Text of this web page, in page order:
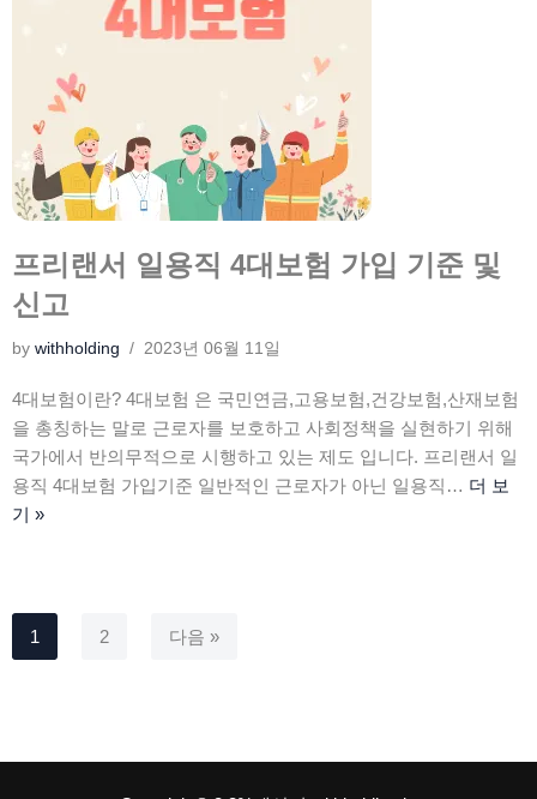
프리랜서 일용직 4대보험 가입 기준 및
신고
by withholding 2023년 06월 11일
4대보험이란? 4대보험 은 국민연금,고용보험,건강보험,산재보험
을 총칭하는 말로 근로자를 보호하고 사회정책을 실현하기 위해
국가에서 반의무적으로 시행하고 있는 제도 입니다. 프리랜서 일
용직 4대보험 가입기준 일반적인 근로자가 아닌 일용직… 더 보
기 »
1 2 다음 »